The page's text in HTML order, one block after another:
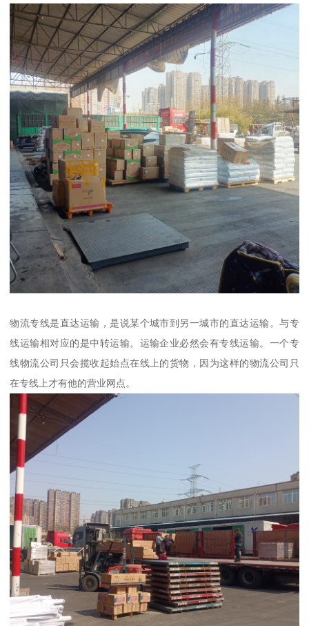
物流专线是直达运输，是说某个城市到另一城市的直达运输。与专
线运输相对应的是中转运输。运输企业必然会有专线运输。一个专
线物流公司只会揽收起始点在线上的货物，因为这样的物流公司只
在专线上才有他的营业网点。